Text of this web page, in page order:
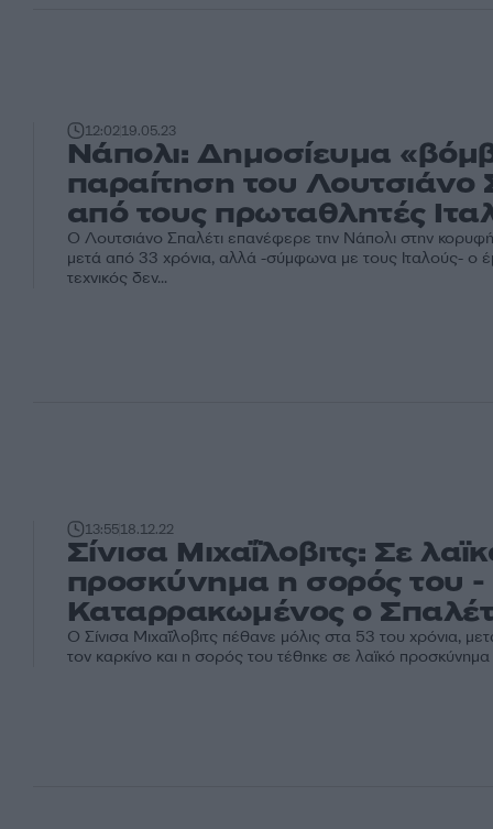
12:0219.05.23
Νάπολι: Δημοσίευμα
παραίτηση του Λουτσιάνο
από τους πρωταθλητές
Ο Λουτσιάνο Σπαλέτι επανέφερε την Νάπολι στην
μετά από 33 χρόνια, αλλά -σύμφωνα με τους Ιταλούς- ο
τεχνικός δεν...
13:5518.12.22
Σίνισα Μιχαΐλοβιτς: Σε
προσκύνημα η σορός του -
Καταρρακωμένος ο
Ο Σίνισα Μιχαΐλοβιτς πέθανε μόλις στα 53 του χρόνια,
τον καρκίνο και η σορός του τέθηκε σε λαϊκό